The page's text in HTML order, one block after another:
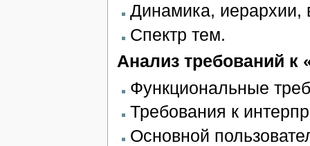
Динамика, иерархии,
Спектр тем.
Анализ требований к
Функциональные
Требования к
Основной